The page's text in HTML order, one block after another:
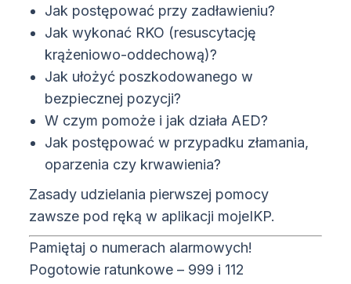
Jak postępować przy zadławieniu?
Jak wykonać RKO (resuscytację
krążeniowo-oddechową)?
Jak ułożyć poszkodowanego w
bezpiecznej pozycji?
W czym pomoże i jak działa AED?
Jak postępować w przypadku złamania,
oparzenia czy krwawienia?
Zasady udzielania pierwszej pomocy
zawsze pod ręką w aplikacji mojeIKP.
Pamiętaj o numerach alarmowych!
Pogotowie ratunkowe – 999 i 112